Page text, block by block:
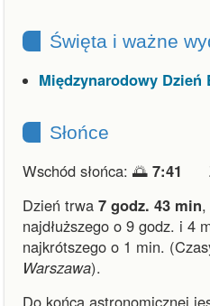
Święta i ważne
Międzynarodowy Dzień
Słońce
Wschód słońca: 🌅 7:41
Dzień trwa 7 godz. 43 min,
najdłuższego o 9 godz. i 4
najkrótszego o 1 min.
Warszawa).
Do końca astronomicznej